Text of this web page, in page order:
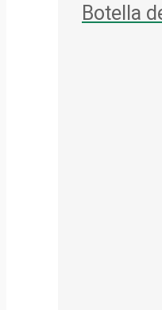
Botella